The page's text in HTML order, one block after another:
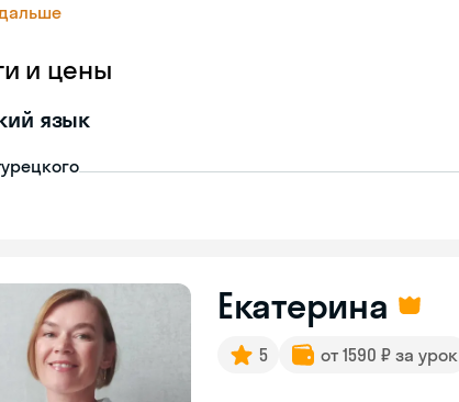
и цены
язык
Екатерина
5 от 1590 ₽ за урок